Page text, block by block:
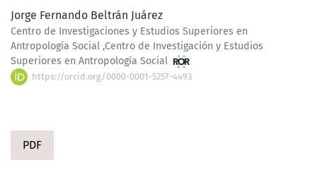
Jorge Fernando Beltrán Juárez
Centro de Investigaciones y Estudios Superiores en
Antropología Social ,Centro de Investigación y Estudios
Superiores en Antropología Social
https://orcid.org/0000-0001-5257-4493
PDF